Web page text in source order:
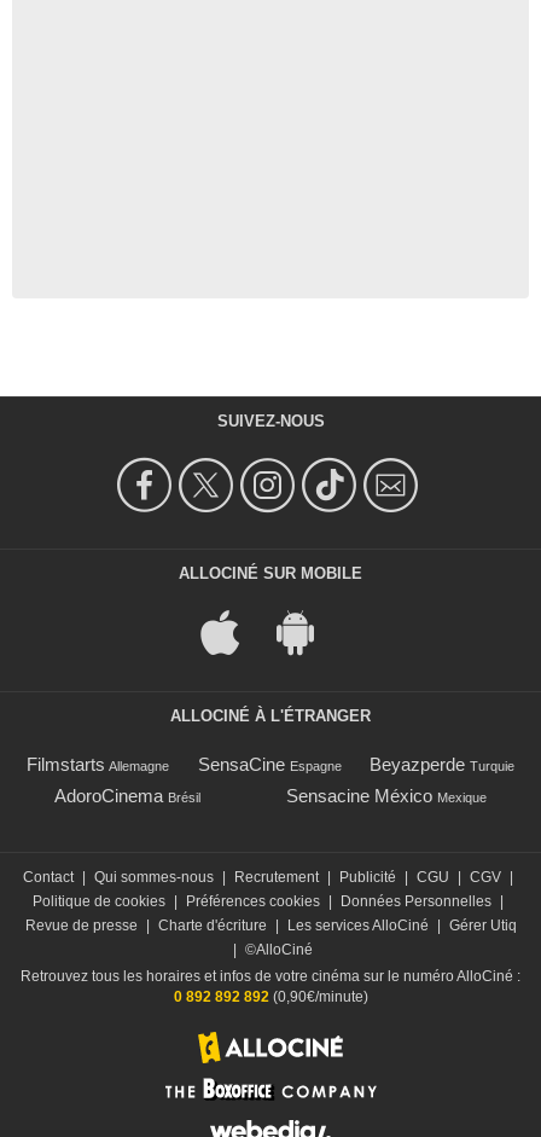
SUIVEZ-NOUS
ALLOCINÉ SUR MOBILE
ALLOCINÉ À L'ÉTRANGER
Filmstarts Allemagne SensaCine Espagne Beyazperde Turquie
AdoroCinema Brésil Sensacine México Mexique
Contact Qui sommes-nous Recrutement Publicité CGU CGV
Politique de cookies
Préférences cookies Données Personnelles
Revue de presse
Charte d'écriture Les services AlloCiné
Gérer Utiq
©AlloCiné
Retrouvez tous les horaires et infos de votre cinéma sur le numéro AlloCiné :
0 892 892 892(0,90€/minute)